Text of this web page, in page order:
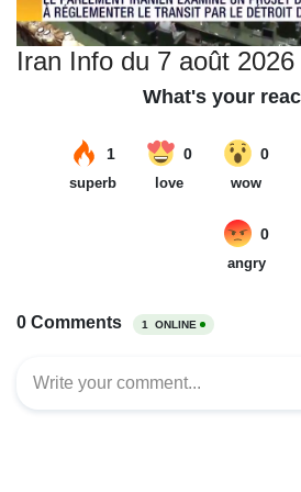
Iran Info du 7 août 2026